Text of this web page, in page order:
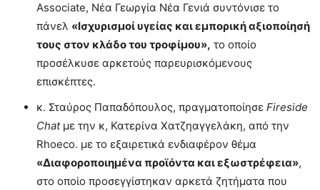
Associate, Νέα Γεωργία Νέα Γενιά συντόνισε το
πάνελ «Ισχυρισμοί υγείας και εμπορική αξιοποίησή
τους στον κλάδο του τροφίμου», το οποίο
προσέλκυσε αρκετούς παρευρισκόμενους
επισκέπτες.
κ. Σταύρος Παπαδόπουλος, πραγματοποίησε Fireside
Chatμε την κ, Κατερίνα Χατζηαγγελάκη, από την
Rhoeco. με το εξαιρετικά ενδιαφέρον θέμα
«Διαφοροποιημένα προϊόντα και εξωστρέφεια»,
στο οποίο προσεγγίστηκαν αρκετά ζητήματα που